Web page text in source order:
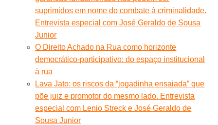
suprimidos em nome do combate à criminalidade.
Entrevista especial com José Geraldo de Sousa
Junior
O Direito Achado na Rua como horizonte
democrático-participativo: do espaço institucional
à rua
Lava Jato: os riscos da “jogadinha ensaiada” que
põe juiz e promotor do mesmo lado. Entrevista
especial com Lenio Streck e José Geraldo de
Sousa Junior